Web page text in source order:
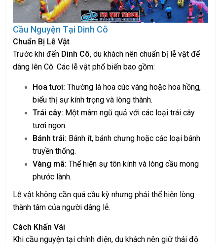
Cầu Nguyện Tại Dinh Cô
Chuẩn Bị Lễ Vật
Trước khi đến Dinh Cô, du khách nên chuẩn bị lễ vật để
dâng lên Cô. Các lễ vật phổ biến bao gồm:
Hoa tươi: Thường là hoa cúc vàng hoặc hoa hồng,
biểu thị sự kính trọng và lòng thành.
Trái cây: Một mâm ngũ quả với các loại trái cây
tươi ngon.
Bánh trái: Bánh ít, bánh chưng hoặc các loại bánh
truyền thống.
Vàng mã: Thể hiện sự tôn kính và lòng cầu mong
phước lành.
Lễ vật không cần quá cầu kỳ nhưng phải thể hiện lòng
thành tâm của người dâng lễ.
Cách Khấn Vái
Khi cầu nguyện tại chính điện, du khách nên giữ thái độ